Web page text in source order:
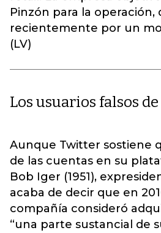
Pinzón para la operación,
recientemente por un
(LV)
Los usuarios falsos
Aunque Twitter sostiene
de las cuentas en su
Bob Iger (1951),
acaba de decir que en
compañía consideró
“una parte sustancial de